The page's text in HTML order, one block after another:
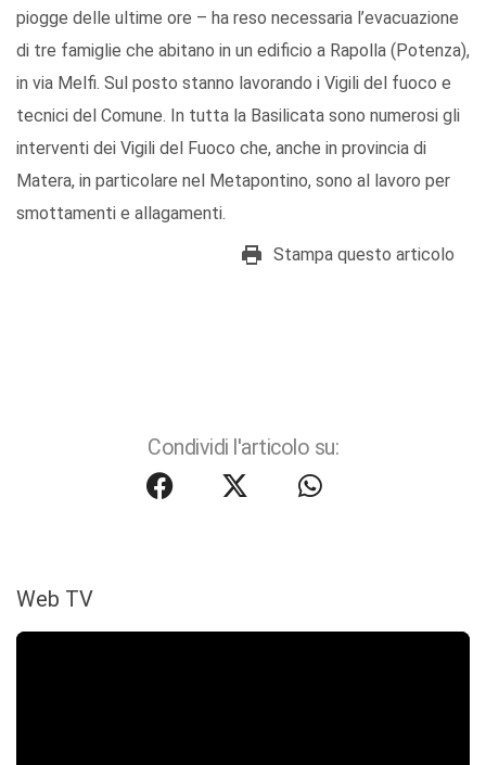
piogge delle ultime ore – ha reso necessaria l’evacuazione
di tre famiglie che abitano in un edificio a Rapolla (Potenza),
in via Melfi. Sul posto stanno lavorando i Vigili del fuoco e
tecnici del Comune. In tutta la Basilicata sono numerosi gli
interventi dei Vigili del Fuoco che, anche in provincia di
Matera, in particolare nel Metapontino, sono al lavoro per
smottamenti e allagamenti.
Stampa questo articolo
Condividi l'articolo su:
Web TV